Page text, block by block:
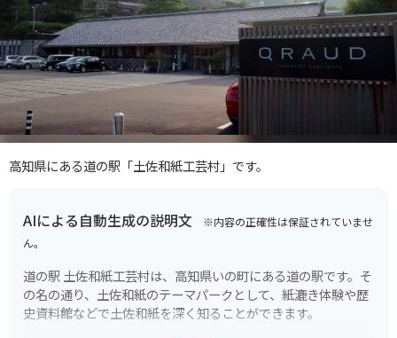
高知県にある道の駅「土佐和紙工芸村」です。
AIによる自動生成の説明文 ※内容の正確性は保証されていませ
ん。
道の駅 土佐和紙工芸村は、高知県いの町にある道の駅です。そ
の名の通り、土佐和紙のテーマパークとして、紙漉き体験や歴
史資料館などで土佐和紙を深く知ることができます。